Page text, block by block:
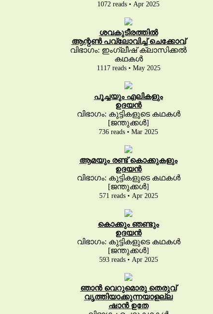
1072 reads • Apr 2025
ശവകുടീരത്തിൽ
ആന്റൺ പവ്‌ലോവിച്ച് ചെക്കോവ്
വിഭാഗം: ഇംഗ്ലീഷ് ക്ലാസിക്കൽ
കഥകൾ
1117 reads • May 2025
പൂച്ചയും എലികളും
ഉദയൻ
വിഭാഗം: കുട്ടികളുടെ കഥകൾ
[ജന്തുക്കൾ]
736 reads • Mar 2025
ആമയും രണ്ട് കൊക്കുകളും
ഉദയൻ
വിഭാഗം: കുട്ടികളുടെ കഥകൾ
[ജന്തുക്കൾ]
571 reads • Apr 2025
കൊക്കും ഞണ്ടും
ഉദയൻ
വിഭാഗം: കുട്ടികളുടെ കഥകൾ
[ജന്തുക്കൾ]
593 reads • Apr 2025
ഞാൻ വെറുമൊരു തെരുവ്
വൃത്തിയാക്കുന്നയാളല്ല
ഷാൻ ഉതേ